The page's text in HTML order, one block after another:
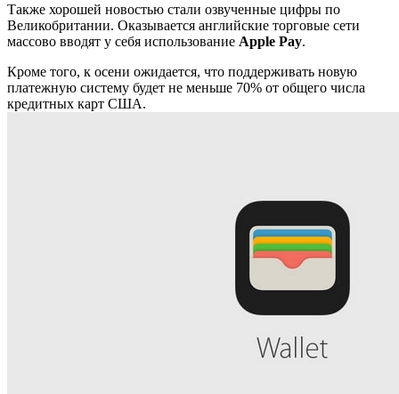
Также хорошей новостью стали озвученные цифры по
Великобритании. Оказывается английские торговые сети
массово вводят у себя использование Apple Pay.
Кроме того, к осени ожидается, что поддерживать новую
платежную систему будет не меньше 70% от общего числа
кредитных карт США.